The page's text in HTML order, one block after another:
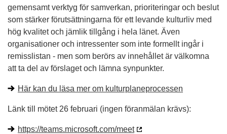
gemensamt verktyg för samverkan, prioriteringar och beslut
som stärker förutsättningarna för ett levande kulturliv med
hög kvalitet och jämlik tillgång i hela länet. Även
organisationer och intressenter som inte formellt ingår i
remisslistan - men som berörs av innehållet är välkomna
att ta del av förslaget och lämna synpunkter.
Här kan du läsa mer om kulturplaneprocessen
Länk till mötet 26 februari (ingen föranmälan krävs):
https://teams.microsoft.com/meet